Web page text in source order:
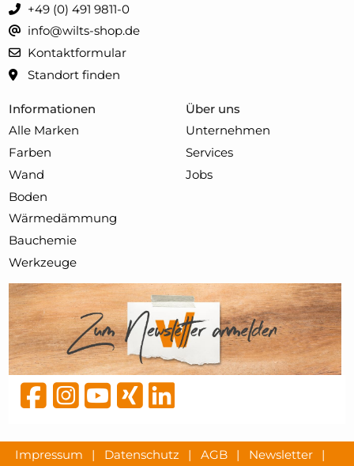
Informationen
Alle Marken
Farben
Wand
Boden
Wärmedämmung
Bauchemie
Werkzeuge
Über uns
Unternehmen
Services
Jobs
+49 (0) 491 9811-0
info@wilts-shop.de
Kontaktformular
Standort finden
Impressum | Datenschutz | AGB | Newsletter
|